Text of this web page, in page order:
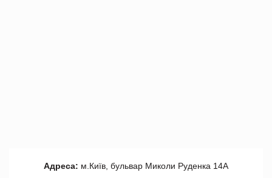
Адреса: м.Київ, бульвар Миколи Руденка 14А